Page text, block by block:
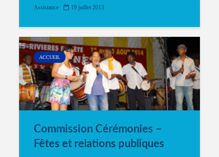
Assistance 19 juillet 2013
ACCUEIL
Commission Cérémonies –
Fêtes et relations publiques